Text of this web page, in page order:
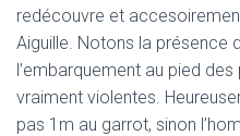
redécouvre et
Aiguille. Notons la présence
l’embarquement au pied
vraiment violentes.
pas 1m au garrot, sinon